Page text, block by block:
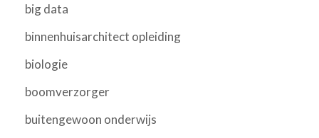
big data
binnenhuisarchitect opleiding
biologie
boomverzorger
buitengewoon onderwijs